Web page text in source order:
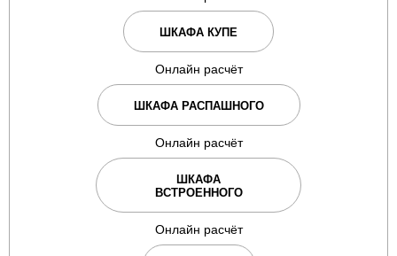
ШКАФА КУПЕ
Онлайн расчёт
ШКАФА РАСПАШНОГО
Онлайн расчёт
ШКАФА
ВСТРОЕННОГО
Онлайн расчёт